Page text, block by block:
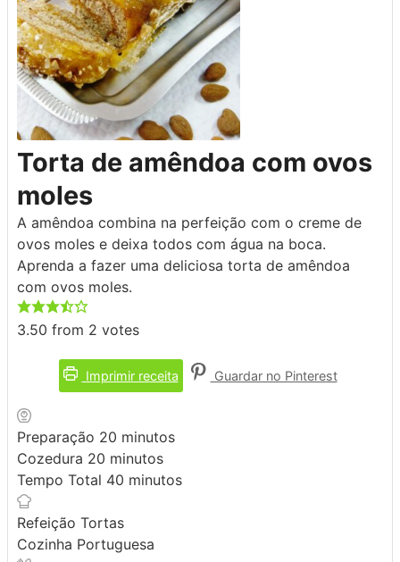
Torta de amêndoa com ovos
moles
A amêndoa combina na perfeição com o creme de
ovos moles e deixa todos com água na boca.
Aprenda a fazer uma deliciosa torta de amêndoa
com ovos moles.
3.50 from 2 votes
Imprimir receita Guardar no Pinterest
Preparação 20 minutos
minutos
Cozedura 20 minutos
minutos
Tempo Total 40 minutos
minutos
Refeição Tortas
Cozinha Portuguesa